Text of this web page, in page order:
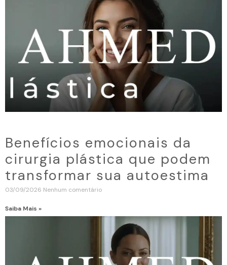
Benefícios emocionais da
cirurgia plástica que podem
transformar sua autoestima
03/09/2026 Nenhum comentário
Saiba Mais »